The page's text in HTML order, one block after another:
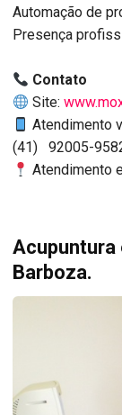
Automação de
Presença
Contato
Site:
Atendimento
(41) 92005-
Atendimento
Acupuntura
Barboza.